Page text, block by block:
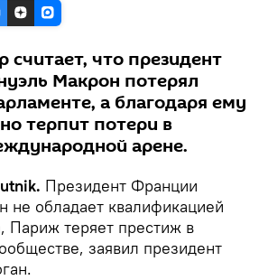
считает, что президент
Макрон потерял
а благодаря ему
терпит потери в
арене.
Президент Франции
не обладает квалификацией
Париж теряет престиж в
заявил президент